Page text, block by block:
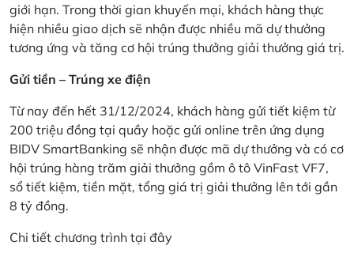
giới hạn. Trong thời gian khuyến mại, khách hàng thực
hiện nhiều giao dịch sẽ nhận được nhiều mã dự thưởng
tương ứng và tăng cơ hội trúng thưởng giải thưởng giá trị.
Gửi tiền – Trúng xe điện
Từ nay đến hết 31/12/2024, khách hàng gửi tiết kiệm từ
200 triệu đồng tại quầy hoặc gửi online trên ứng dụng
BIDV SmartBanking sẽ nhận được mã dự thưởng và có cơ
hội trúng hàng trăm giải thưởng gồm ô tô VinFast VF7,
sổ tiết kiệm, tiền mặt, tổng giá trị giải thưởng lên tới gần
8 tỷ đồng.
Chi tiết chương trình tại đây